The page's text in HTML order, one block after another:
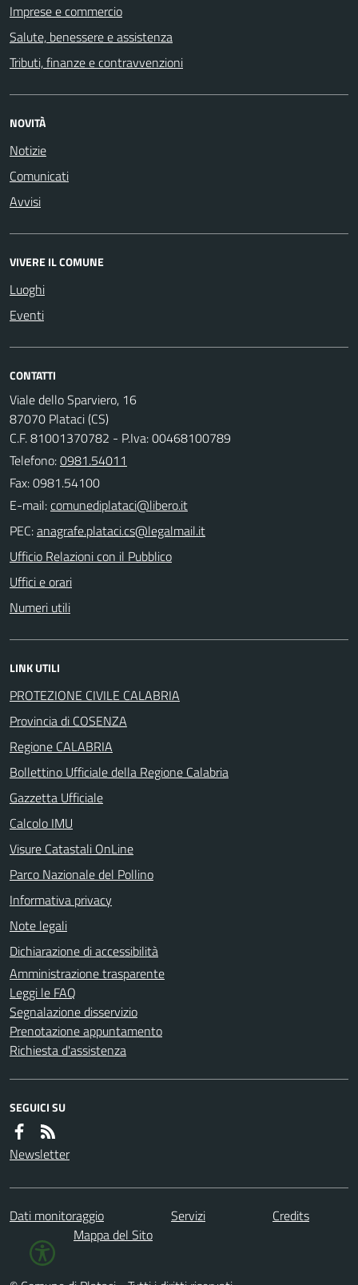
Imprese e commercio
Salute, benessere e assistenza
Tributi, finanze e contravvenzioni
NOVITÀ
Notizie
Comunicati
Avvisi
VIVERE IL COMUNE
Luoghi
Eventi
CONTATTI
Viale dello Sparviero, 16
87070 Plataci (CS)
C.F. 81001370782 - P.Iva: 00468100789
Telefono:0981.54011
Fax: 0981.54100
E-mail:
PEC:
Ufficio Relazioni con il Pubblico
Uffici e orari
Numeri utili
LINK UTILI
PROTEZIONE CIVILE CALABRIA
Provincia di COSENZA
Regione CALABRIA
Bollettino Ufficiale della Regione Calabria
Gazzetta Ufficiale
Calcolo IMU
Visure Catastali OnLine
Parco Nazionale del Pollino
Informativa privacy
Note legali
Dichiarazione di accessibilità
Amministrazione trasparente
Leggi le FAQ
Segnalazione disservizio
Prenotazione appuntamento
Richiesta d'assistenza
SEGUICI SU
Newsletter
Dati monitoraggio Servizi
Credits
Mappa del Sito